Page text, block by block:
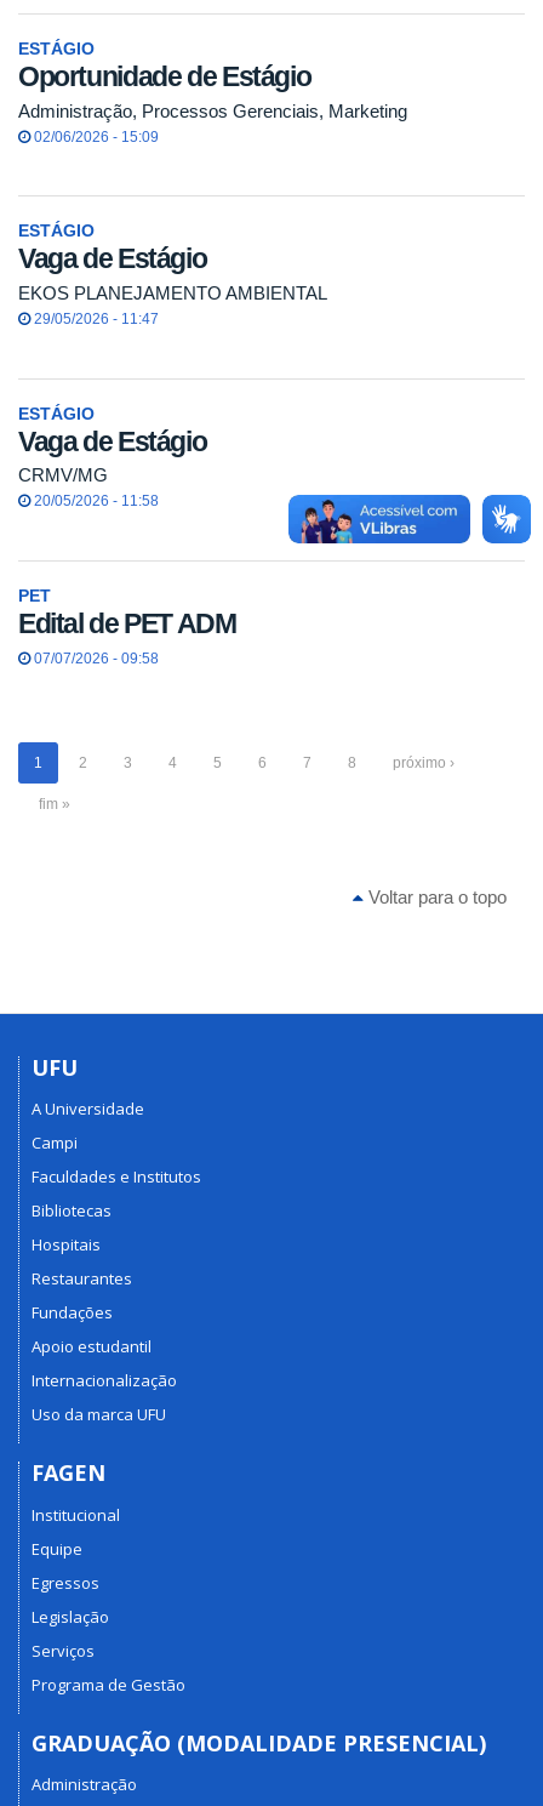
ESTÁGIO
Oportunidade de Estágio
Administração, Processos Gerenciais, Marketing
02/06/2026 - 15:09
ESTÁGIO
Vaga de Estágio
EKOS PLANEJAMENTO AMBIENTAL
29/05/2026 - 11:47
ESTÁGIO
Vaga de Estágio
CRMV/MG
20/05/2026 - 11:58
PET
Edital de PET ADM
07/07/2026 - 09:58
1 2 3 4 5 6 7 8 próximo ›
fim »
Voltar para o topo
UFU
A Universidade
Campi
Faculdades e Institutos
Bibliotecas
Hospitais
Restaurantes
Fundações
Apoio estudantil
Internacionalização
Uso da marca UFU
FAGEN
Institucional
Equipe
Egressos
Legislação
Serviços
Programa de Gestão
GRADUAÇÃO (MODALIDADE PRESENCIAL)
Administração